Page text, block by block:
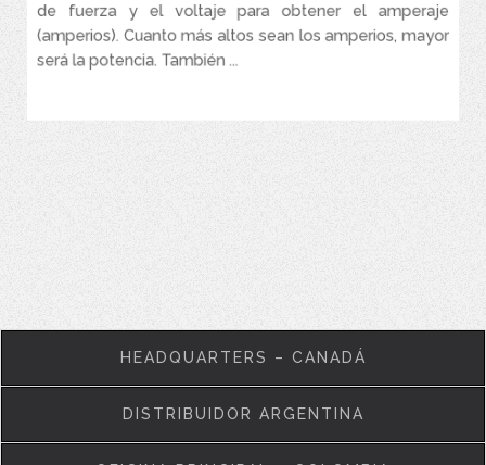
de fuerza y el voltaje para obtener el amperaje
(amperios). Cuanto más altos sean los amperios, mayor
será la potencia. También ...
HEADQUARTERS – CANADÁ
DISTRIBUIDOR ARGENTINA